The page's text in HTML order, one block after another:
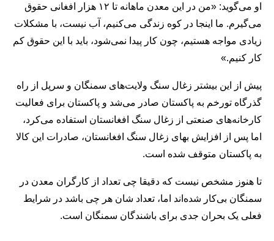
او می‌گوید: «من در این معدن ماهانه تا ۱۲ هزار افغانی حقوق
می‌گیرم. ما اینجا در کوه زندگی می‌کنیم، آب نیست، با مشکلات
زیادی مواجه هستیم، چون کار پیدا نمی‌شود، باید با این حقوق کم
کار کنیم.»
پیش از این بیشتر زغال سنگ ولایت‌های سمنگان و سرپل از راه
گذرگاه تورخم به پاکستان صادر می‌شد و پاکستان برای فعالیت
کارخانه‌های صنعتی از زغال سنگ افغانستان استفاده می‌کرد،
اما پس از افزایش بهای زغال سنگ افغانستان، صادرات این کالا
به پاکستان متوقف شده است.
تا هنوز مشخص نیست که دقیقا چی تعداد از کارگران معدن در
سمنگان بی‌کار شده‌اند اما، تعداد شان هر چی باشد در شرایط
فعلی یک بحران جدی برای باشندگان سمنگان است.